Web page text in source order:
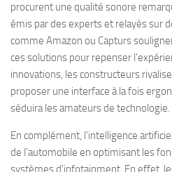
procurent une qualité sonore
émis par des experts et relayés sur
comme Amazon ou Capturs
ces solutions pour repenser
innovations, les constructeurs
proposer une interface à la fois
séduira les amateurs de technologie.
En complément, l’intelligence
de l’automobile en optimisant les
systèmes d’infotainment. En effet,